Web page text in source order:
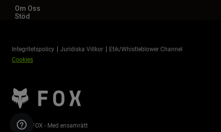
Om Oss
Stöd
Integritetspolicy Juridiska Villkor
Etik/Whistleblower Channel
Cookies
©2026 FOX - Med ensamrätt